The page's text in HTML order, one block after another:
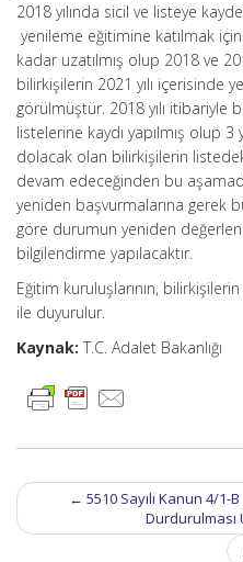
2018 yılında sicil ve listeye
yenileme eğitimine katılmak
kadar uzatılmış olup 2018 ve
bilirkişilerin 2021 yılı içerisinde
görülmüştür. 2018 yılı itibariyle
listelerine kaydı yapılmış olup 3
dolacak olan bilirkişilerin
devam edeceğinden bu
yeniden başvurmalarına gerek
göre durumun yeniden
bilgilendirme yapılacaktır.
Eğitim kuruluşlarının,
ile duyurulur.
Kaynak: T.C. Adalet Bakanlığı
Post
navigation
← 5510 Sayılı Kanun 4/1-
Durdurulması